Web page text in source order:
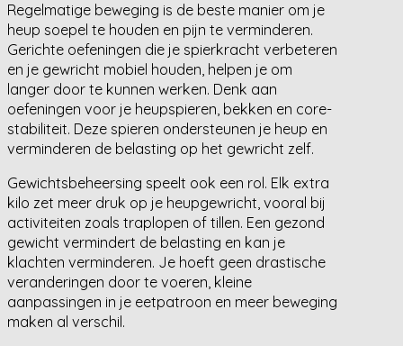
Regelmatige beweging is de beste manier om je
heup soepel te houden en pijn te verminderen.
Gerichte oefeningen die je spierkracht verbeteren
en je gewricht mobiel houden, helpen je om
langer door te kunnen werken. Denk aan
oefeningen voor je heupspieren, bekken en core-
stabiliteit. Deze spieren ondersteunen je heup en
verminderen de belasting op het gewricht zelf.
Gewichtsbeheersing speelt ook een rol. Elk extra
kilo zet meer druk op je heupgewricht, vooral bij
activiteiten zoals traplopen of tillen. Een gezond
gewicht vermindert de belasting en kan je
klachten verminderen. Je hoeft geen drastische
veranderingen door te voeren, kleine
aanpassingen in je eetpatroon en meer beweging
maken al verschil.